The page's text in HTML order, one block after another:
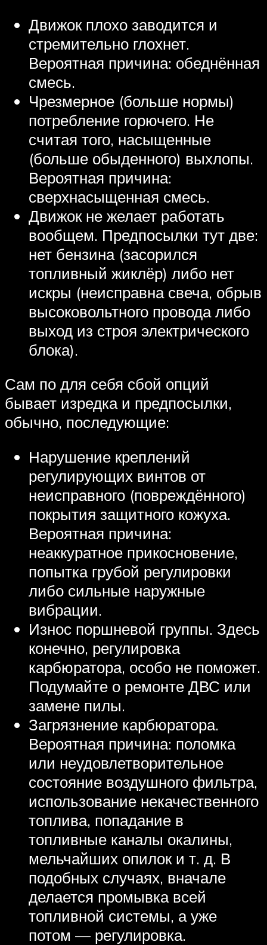
Движок плохо заводится и
стремительно глохнет.
Вероятная причина: обеднённая
смесь.
Чрезмерное (больше нормы)
потребление горючего. Не
считая того, насыщенные
(больше обыденного) выхлопы.
Вероятная причина:
сверхнасыщенная смесь.
Движок не желает работать
вообщем. Предпосылки тут две:
нет бензина (засорился
топливный жиклёр) либо нет
искры (неисправна свеча, обрыв
высоковольтного провода либо
выход из строя электрического
блока).
Сам по для себя сбой опций
бывает изредка и предпосылки,
обычно, последующие:
Нарушение креплений
регулирующих винтов от
неисправного (повреждённого)
покрытия защитного кожуха.
Вероятная причина:
неаккуратное прикосновение,
попытка грубой регулировки
либо сильные наружные
вибрации.
Износ поршневой группы. Здесь
конечно, регулировка
карбюратора, особо не поможет.
Подумайте о ремонте ДВС или
замене пилы.
Загрязнение карбюратора.
Вероятная причина: поломка
или неудовлетворительное
состояние воздушного фильтра,
использование некачественного
топлива, попадание в
топливные каналы окалины,
мельчайших опилок и т. д. В
подобных случаях, вначале
делается промывка всей
топливной системы, а уже
потом — регулировка.